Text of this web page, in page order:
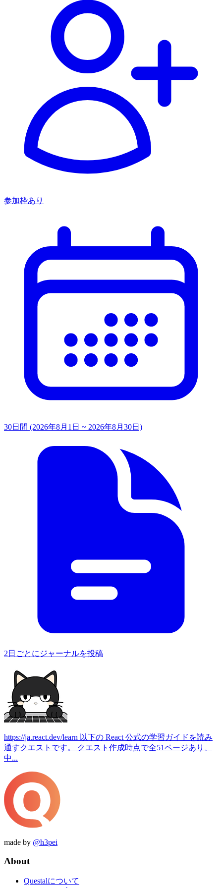
参加枠あり
30日間 (2026年8月1日 ~ 2026年8月30日)
2日ごとにジャーナルを投稿
https://ja.react.dev/learn 以下の React 公式の学習ガイドを読み
通すクエストです。 クエスト作成時点で全51ページあり、
中...
made by @h3pei
About
Questalについて